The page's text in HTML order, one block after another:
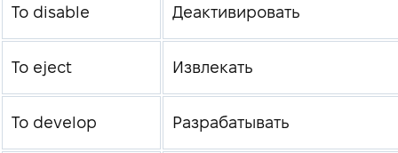
To disable Деактивировать
To eject Извлекать
To develop Разрабатывать